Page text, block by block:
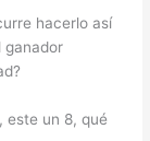
hacerlo así
ganador
este un 8, qué